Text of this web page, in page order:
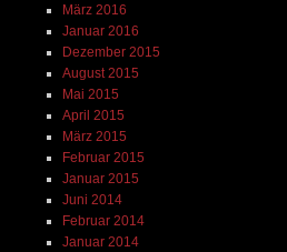
März 2016
Januar 2016
Dezember 2015
August 2015
Mai 2015
April 2015
März 2015
Februar 2015
Januar 2015
Juni 2014
Februar 2014
Januar 2014